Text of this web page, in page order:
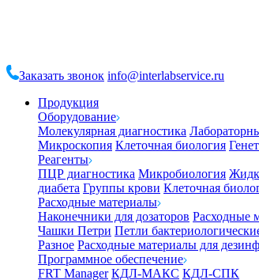
Заказать звонок info@interlabservice.ru
Продукция
Оборудование
Молекулярная диагностика
Микроскопия Клеточная биология
Реагенты
ПЦР диагностика Микробиология
диабета Группы крови Клеточная
Расходные материалы
Наконечники для дозаторов Расходные
Чашки Петри Петли
Разное Расходные материалы для
Программное обеспечение
FRT Manager КДЛ-МАКС КДЛ-СПК